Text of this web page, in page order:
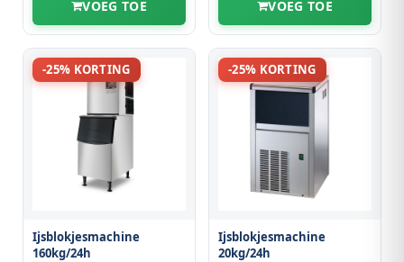
VOEG TOE VOEG TOE
-25% KORTING
Ijsblokjesmachine
160kg/24h
-25% KORTING
Ijsblokjesmachine
20kg/24h